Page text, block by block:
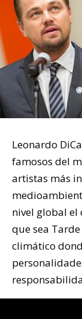
Leonardo
famosos del
artistas más
nivel global el
que sea
climático